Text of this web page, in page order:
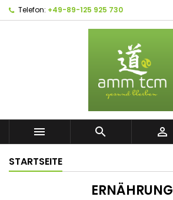
Telefon: +49-89-125 925 730
  
STARTSEITE
ERNÄHRUNG